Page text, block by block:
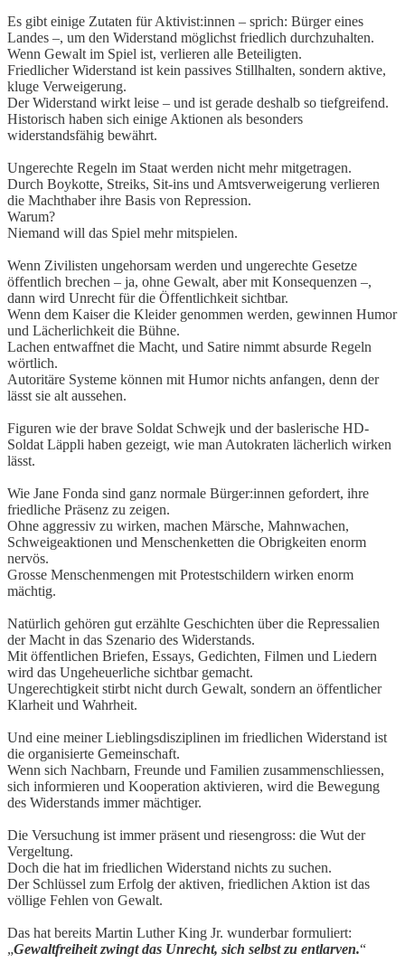
Es gibt einige Zutaten für Aktivist:innen – sprich: Bürger eines
Landes –, um den Widerstand möglichst friedlich durchzuhalten.
Wenn Gewalt im Spiel ist, verlieren alle Beteiligten.
Friedlicher Widerstand ist kein passives Stillhalten, sondern aktive,
kluge Verweigerung.
Der Widerstand wirkt leise – und ist gerade deshalb so tiefgreifend.
Historisch haben sich einige Aktionen als besonders
widerstandsfähig bewährt.
Ungerechte Regeln im Staat werden nicht mehr mitgetragen.
Durch Boykotte, Streiks, Sit-ins und Amtsverweigerung verlieren
die Machthaber ihre Basis von Repression.
Warum?
Niemand will das Spiel mehr mitspielen.
Wenn Zivilisten ungehorsam werden und ungerechte Gesetze
öffentlich brechen – ja, ohne Gewalt, aber mit Konsequenzen –,
dann wird Unrecht für die Öffentlichkeit sichtbar.
Wenn dem Kaiser die Kleider genommen werden, gewinnen Humor
und Lächerlichkeit die Bühne.
Lachen entwaffnet die Macht, und Satire nimmt absurde Regeln
wörtlich.
Autoritäre Systeme können mit Humor nichts anfangen, denn der
lässt sie alt aussehen.
Figuren wie der brave Soldat Schwejk und der baslerische HD-
Soldat Läppli haben gezeigt, wie man Autokraten lächerlich wirken
lässt.
Wie Jane Fonda sind ganz normale Bürger:innen gefordert, ihre
friedliche Präsenz zu zeigen.
Ohne aggressiv zu wirken, machen Märsche, Mahnwachen,
Schweigeaktionen und Menschenketten die Obrigkeiten enorm
nervös.
Grosse Menschenmengen mit Protestschildern wirken enorm
mächtig.
Natürlich gehören gut erzählte Geschichten über die Repressalien
der Macht in das Szenario des Widerstands.
Mit öffentlichen Briefen, Essays, Gedichten, Filmen und Liedern
wird das Ungeheuerliche sichtbar gemacht.
Ungerechtigkeit stirbt nicht durch Gewalt, sondern an öffentlicher
Klarheit und Wahrheit.
Und eine meiner Lieblingsdisziplinen im friedlichen Widerstand ist
die organisierte Gemeinschaft.
Wenn sich Nachbarn, Freunde und Familien zusammenschliessen,
sich informieren und Kooperation aktivieren, wird die Bewegung
des Widerstands immer mächtiger.
Die Versuchung ist immer präsent und riesengross: die Wut der
Vergeltung.
Doch die hat im friedlichen Widerstand nichts zu suchen.
Der Schlüssel zum Erfolg der aktiven, friedlichen Aktion ist das
völlige Fehlen von Gewalt.
Das hat bereits Martin Luther King Jr. wunderbar formuliert:
„Gewaltfreiheit zwingt das Unrecht, sich selbst zu entlarven.“